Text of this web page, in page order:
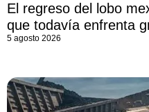
El regreso del lobo
que todavía enfrenta
5 agosto 2026